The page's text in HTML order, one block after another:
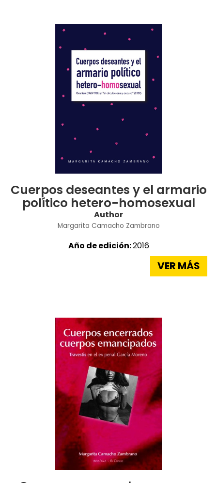
Cuerpos deseantes y el armario
político hetero-homosexual
Author
Margarita Camacho Zambrano
Año de edición:2016
VER MÁS